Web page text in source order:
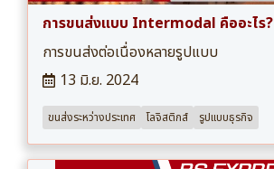
การขนส่งแบบ Intermodal คืออะไร?
การขนส่งต่อเนื่องหลายรูปแบบ
13 มิ.ย. 2024
ขนส่งระหว่างประเทศ โลจิสติกส์ รูปแบบธุรกิจ